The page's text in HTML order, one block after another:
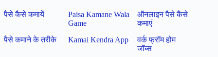
पैसे कैसे कमायें
Paisa Kamane Wala
Game
ऑनलाइन पैसे कैसे
कमाएं
पैसे कमाने के तरीके
Kamai Kendra App
वर्क फ्रॉम होम
जॉब्स